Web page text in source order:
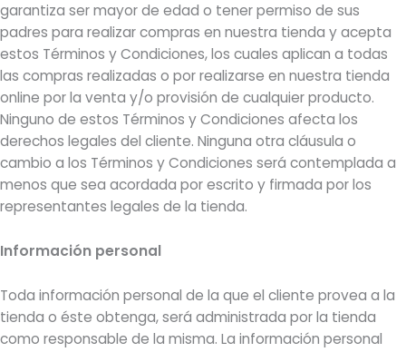
garantiza ser mayor de edad o tener permiso de sus
padres para realizar compras en nuestra tienda y acepta
estos Términos y Condiciones, los cuales aplican a todas
las compras realizadas o por realizarse en nuestra tienda
online por la venta y/o provisión de cualquier producto.
Ninguno de estos Términos y Condiciones afecta los
derechos legales del cliente. Ninguna otra cláusula o
cambio a los Términos y Condiciones será contemplada a
menos que sea acordada por escrito y firmada por los
representantes legales de la tienda.
Información personal
Toda información personal de la que el cliente provea a la
tienda o éste obtenga, será administrada por la tienda
como responsable de la misma. La información personal